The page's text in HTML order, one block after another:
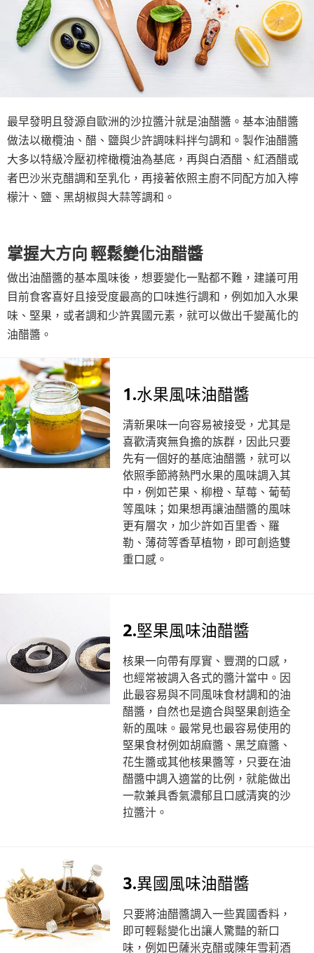
最早發明且發源自歐洲的沙拉醬汁就是油醋醬。基本油醋醬
做法以橄欖油、醋、鹽與少許調味料拌勻調和。製作油醋醬
大多以特級冷壓初榨橄欖油為基底，再與白酒醋、紅酒醋或
者巴沙米克醋調和至乳化，再接著依照主廚不同配方加入檸
檬汁、鹽、黑胡椒與大蒜等調和。
掌握大方向 輕鬆變化油醋醬
做出油醋醬的基本風味後，想要變化一點都不難，建議可用
目前食客喜好且接受度最高的口味進行調和，例如加入水果
味、堅果，或者調和少許異國元素，就可以做出千變萬化的
油醋醬。
1.水果風味油醋醬
清新果味一向容易被接受，尤其是
喜歡清爽無負擔的族群，因此只要
先有一個好的基底油醋醬，就可以
依照季節將熱門水果的風味調入其
中，例如芒果、柳橙、草莓、葡萄
等風味；如果想再讓油醋醬的風味
更有層次，加少許如百里香、羅
勒、薄荷等香草植物，即可創造雙
重口感。
2.堅果風味油醋醬
核果一向帶有厚實、豐潤的口感，
也經常被調入各式的醬汁當中。因
此最容易與不同風味食材調和的油
醋醬，自然也是適合與堅果創造全
新的風味。最常見也最容易使用的
堅果食材例如胡麻醬、黑芝麻醬、
花生醬或其他核果醬等，只要在油
醋醬中調入適當的比例，就能做出
一款兼具香氣濃郁且口感清爽的沙
拉醬汁。
3.異國風味油醋醬
只要將油醋醬調入一些異國香料，
即可輕鬆變化出讓人驚豔的新口
味，例如巴薩米克醋或陳年雪莉酒